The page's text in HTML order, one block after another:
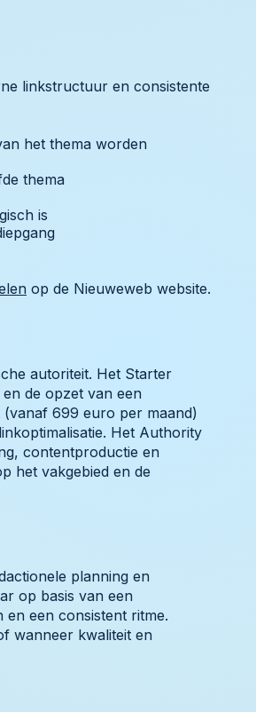
linkstructuur en consistente
het thema worden
thema
is
op de Nieuweweb website.
autoriteit. Het Starter
de opzet van een
699 euro per maand)
Het Authority
contentproductie en
het vakgebied en de
planning en
op basis van een
een consistent ritme.
wanneer kwaliteit en